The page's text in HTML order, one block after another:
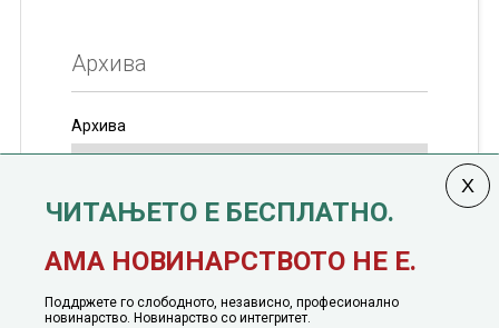
Архива
Архива
јануари, 1991 година
ЧИТАЊЕТО Е БЕСПЛАТНО.
АМА НОВИНАРСТВОТО НЕ Е.
Поддржете го слободното, независно, професионално
новинарство. Новинарство со интегритет.